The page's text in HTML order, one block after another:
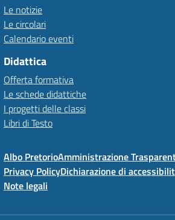
Le notizie
Le circolari
Calendario eventi
Didattica
Offerta formativa
Le schede didattiche
I progetti delle classi
Libri di Testo
Albo PretorioAmministrazione
Privacy PolicyDichiarazione di
Note legali